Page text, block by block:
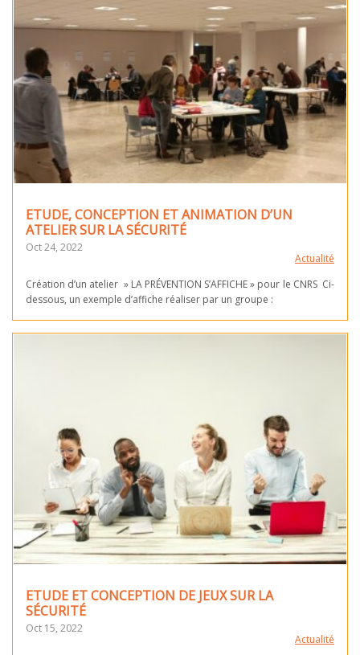
ETUDE, CONCEPTION ET ANIMATION D’UN
ATELIER SUR LA SÉCURITÉ
Oct 24, 2022
Actualité
Création d’un atelier » LA PRÉVENTION S’AFFICHE » pour le CNRS Ci-
dessous, un exemple d’affiche réaliser par un groupe :
ETUDE ET CONCEPTION DE JEUX SUR LA
SÉCURITÉ
Oct 15, 2022
Actualité